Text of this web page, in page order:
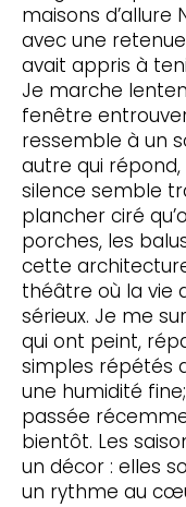
maisons d’allure
avec une
avait appris à
Je marche
fenêtre
ressemble à un
autre qui répond,
silence semble
plancher ciré
porches, les
cette
théâtre où la vie
sérieux. Je me
qui ont peint,
simples répétés
une humidité
passée
bientôt. Les
un décor : elles
un rythme au